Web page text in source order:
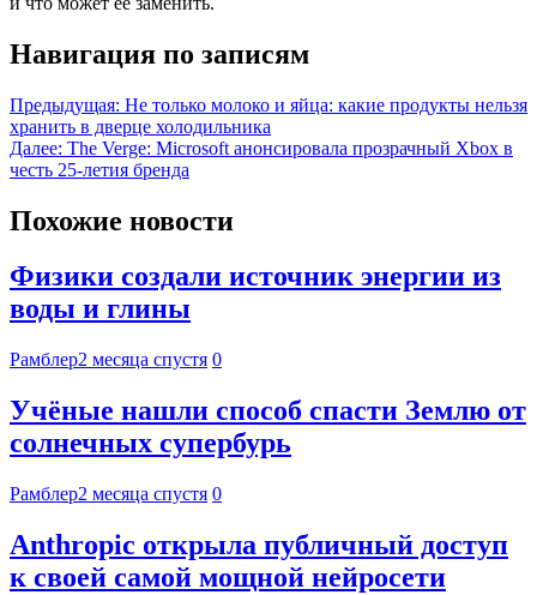
Навигация по записям
Предыдущая: Не только молоко и яйца: какие продукты нельзя
хранить в дверце холодильника
Далее: The Verge: Microsoft анонсировала прозрачный Xbox в
честь 25-летия бренда
Похожие новости
Физики создали источник энергии из
воды и глины
Рамблер2 месяца спустя 0
Учёные нашли способ спасти Землю от
солнечных супербурь
Рамблер2 месяца спустя 0
Anthropic открыла публичный доступ
к своей самой мощной нейросети